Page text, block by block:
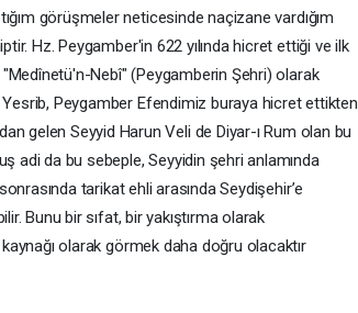
görüşmeler neticesinde naçizane vardığım
Hz. Peygamber'in 622 yılında hicret ettiği ve ilk
Nebî" (Peygamberin Şehri) olarak
Yesrib, Peygamber Efendimiz buraya hicret ettikten
gelen Seyyid Harun Veli de Diyar-ı Rum olan bu
adi da bu sebeple, Seyyidin şehri anlamında
tarikat ehli arasında Seydişehir’e
Bunu bir sıfat, bir yakıştırma olarak
olarak görmek daha doğru olacaktır